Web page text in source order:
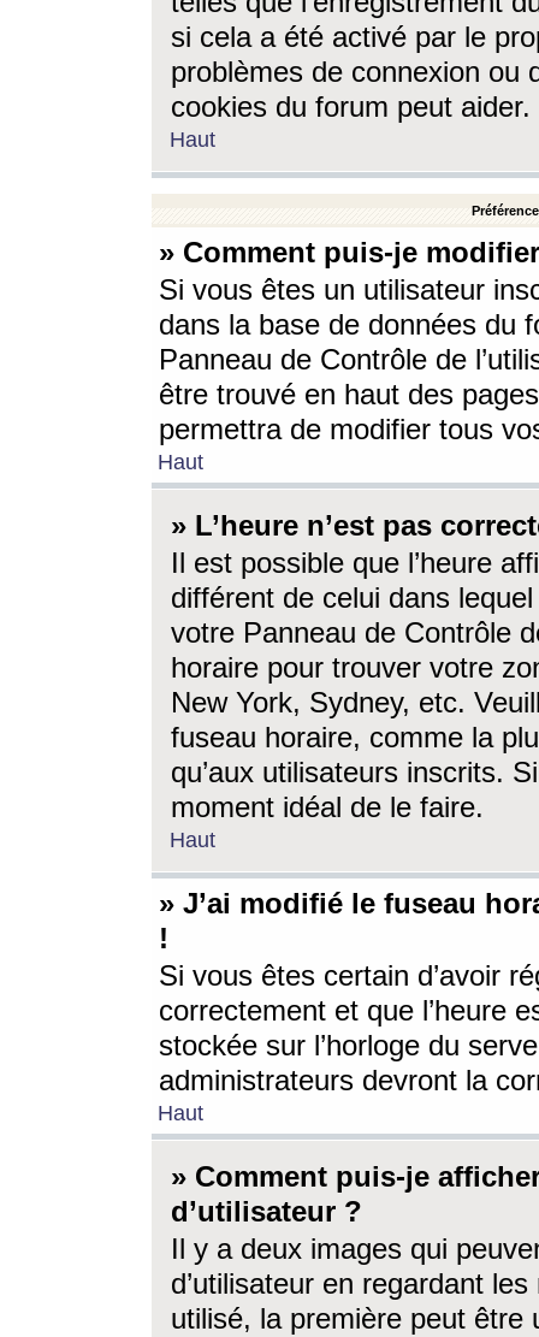
si cela a été activé par le
problèmes de connexion ou
cookies du forum peut aider.
Haut
» Comment puis-je
Si vous êtes un utilisateur
dans la base de données du
Panneau de Contrôle de
être trouvé en haut des
permettra de modifier tous
Haut
» L’heure n’est pas
Il est possible que l’heure
différent de celui dans
votre Panneau de Contrôle
horaire pour trouver votre
New York, Sydney, etc.
fuseau horaire, comme la
qu’aux utilisateurs inscrits.
moment idéal de le faire.
Haut
» J’ai modifié le fuseau
!
Si vous êtes certain d’avoir
correctement et que l’heure
stockée sur l’horloge du
administrateurs devront la
Haut
» Comment puis-je
d’utilisateur ?
Il y a deux images qui
d’utilisateur en regardant
utilisé, la première peut être